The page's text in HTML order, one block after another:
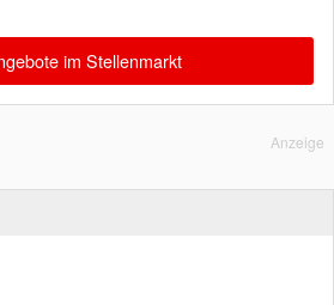
im Stellenmarkt
Anzeige